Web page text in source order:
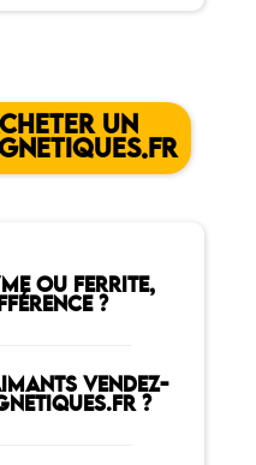
UN
OU FERRITE,
?
VENDEZ-
?